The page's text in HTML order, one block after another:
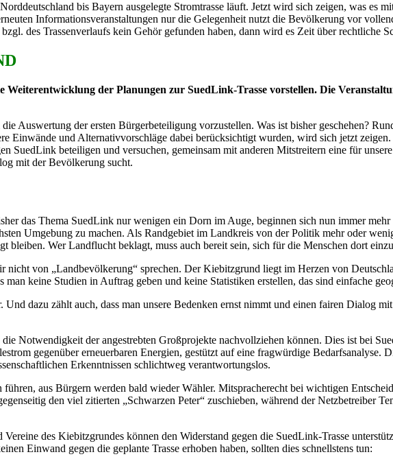
bis Bayern ausgelegte Stromtrasse läuft. Jetzt wird sich zeigen, was es
Informationsveranstaltungen nur die Gelegenheit nutzt die Bevölkerung vor
des Trassenverlaufs kein Gehör gefunden haben, dann wird es Zeit über rechtliche
Weiterentwicklung der Planungen zur SuedLink-Trasse vorstellen. Die
Auswertung der ersten Bürgerbeteiligung vorzustellen. Was ist bisher geschehen?
Einwände und Alternativvorschläge dabei berücksichtigt wurden, wird sich jetzt
SuedLink beteiligen und versuchen, gemeinsam mit anderen Mitstreitern eine für
mit der Bevölkerung sucht.
das Thema SuedLink nur wenigen ein Dorn im Auge, beginnen sich nun immer
Umgebung zu machen. Als Randgebiet im Landkreis von der Politik mehr oder
bleiben. Wer Landflucht beklagt, muss auch bereit sein, sich für die Menschen dort
von „Landbevölkerung“ sprechen. Der Kiebitzgrund liegt im Herzen von
keine Studien in Auftrag geben und keine Statistiken erstellen, das sind einfache
dazu zählt auch, dass man unsere Bedenken ernst nimmt und einen fairen Dialog
Notwendigkeit der angestrebten Großprojekte nachvollziehen können. Dies ist bei
gegenüber erneuerbaren Energien, gestützt auf eine fragwürdige Bedarfsanalyse.
Erkenntnissen schlichtweg verantwortungslos.
aus Bürgern werden bald wieder Wähler. Mitspracherecht bei wichtigen
den viel zitierten „Schwarzen Peter“ zuschieben, während der Netzbetreiber
des Kiebitzgrundes können den Widerstand gegen die SuedLink-Trasse
Einwand gegen die geplante Trasse erhoben haben, sollten dies schnellstens tun: